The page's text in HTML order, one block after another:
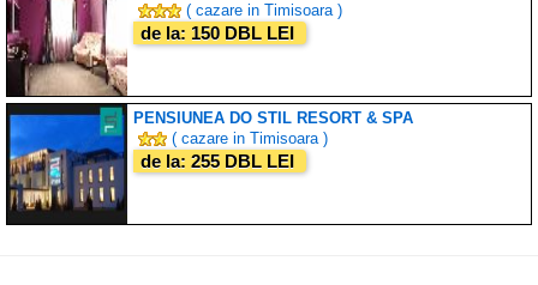
( cazare in Timisoara )
de la: 150 DBL LEI
PENSIUNEA DO STIL RESORT & SPA
( cazare in Timisoara )
de la: 255 DBL LEI